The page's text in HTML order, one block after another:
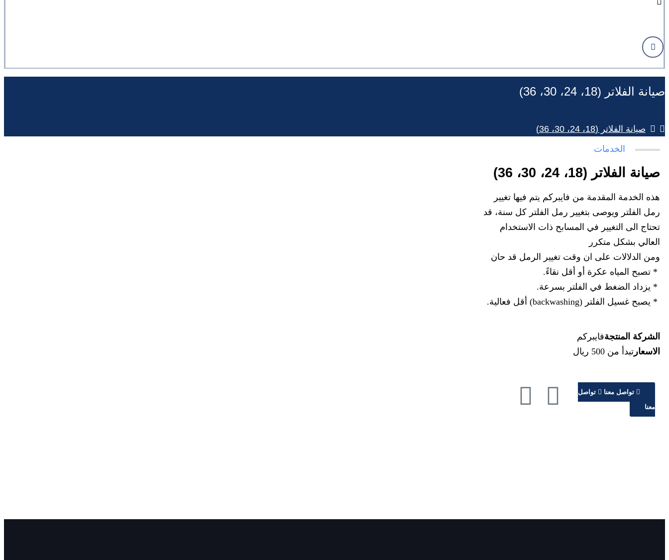
صيانة الفلاتر (18، 24، 30، 36)
صيانة الفلاتر (18، 24، 30، 36)
الخدمات
صيانة الفلاتر (18، 24، 30، 36)
هذه الخدمة المقدمة من فايبركم يتم فيها تغيير
رمل الفلتر ويوصى بتغيير رمل الفلتر كل سنة، قد
تحتاج الى التغيير في المسابح ذات الاستخدام
العالي بشكل متكرر
ومن الدلالات على ان وقت تغيير الرمل قد حان
* تصبح المياه عكرة أو أقل نقاءً.
* يزداد الضغط في الفلتر بسرعة.
* يصبح غسيل الفلتر (backwashing) أقل فعالية.
الشركة المنتجةفايبركم
الاسعار تبدأ من 500 ريال
تواصل معنا
تواصل
معنا